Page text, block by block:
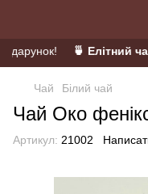
🍵 Елітний
Чай Білий чай
Чай Око
Артикул: 21002